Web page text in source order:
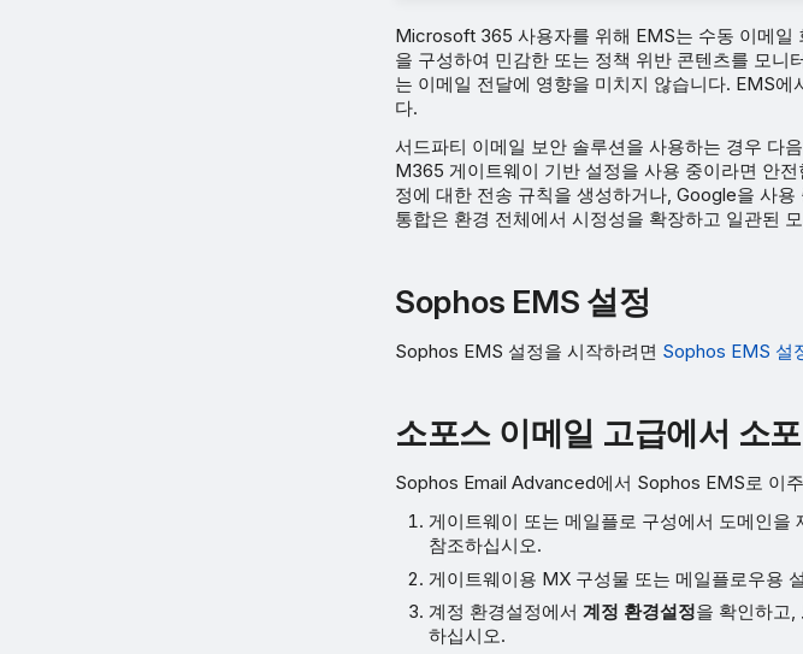
Microsoft 365 사용자를 위해 EMS는 수동 이메일
을 구성하여 민감한 또는 정책 위반 콘텐츠를 모니
는 이메일 전달에 영향을 미치지 않습니다. EMS
다.
서드파티 이메일 보안 솔루션을 사용하는 경우 다
M365 게이트웨이 기반 설정을 사용 중이라면 안
정에 대한 전송 규칙을 생성하거나, Google을 사
통합은 환경 전체에서 시정성을 확장하고 일관된
Sophos EMS 설정
Sophos EMS 설정을 시작하려면 Sophos EMS 설
소포스 이메일 고급에서 소
Sophos Email Advanced에서 Sophos EMS로 이
게이트웨이 또는 메일플로 구성에서 도메인을
참조하십시오.
게이트웨이용 MX 구성물 또는 메일플로우용
계정 환경설정에서계정 환경설정을 확인하고,
하십시오.